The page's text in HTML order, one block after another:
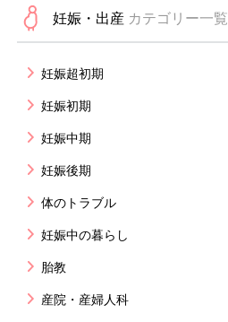
妊娠・出産 カテゴリー一覧
妊娠超初期
妊娠初期
妊娠中期
妊娠後期
体のトラブル
妊娠中の暮らし
胎教
産院・産婦人科